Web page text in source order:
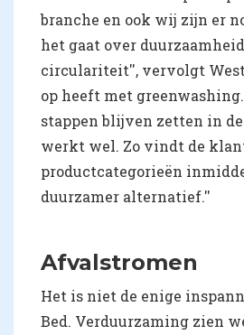
branche en ook wij zijn er
het gaat over
circulariteit'', vervolgt
op heeft met
stappen blijven zetten in
werkt wel. Zo vindt de
productcategorieën
duurzamer alternatief.''
Afvalstromen
Het is niet de enige
Bed. Verduurzaming zien